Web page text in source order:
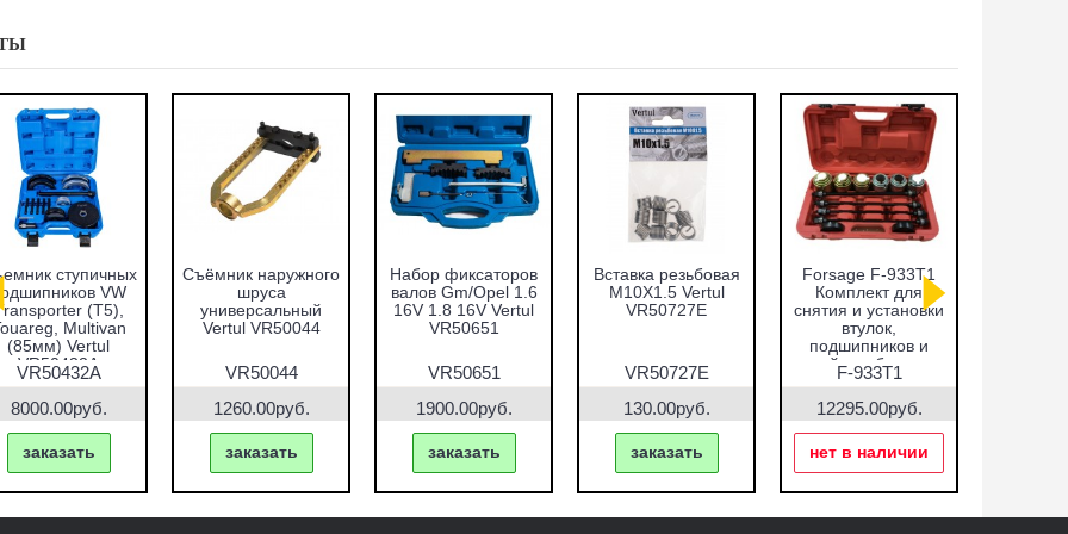
ступичных
VW
(T5),
Multivan
(85мм) Vertul
VR50432A
VR50432A
8000.00руб.
заказать
Съёмник наружного
шруса
универсальный
Vertul VR50044
VR50044
1260.00руб.
заказать
Набор фиксаторов
валов Gm/Opel 1.6
16V 1.8 16V Vertul
VR50651
VR50651
1900.00руб.
заказать
Вставка резьбовая
M10X1.5 Vertul
VR50727E
VR50727E
130.00руб.
заказать
Forsage F-933T1
Комплект для
снятия и установки
втулок,
подшипников и
сайлентблоков
F-933T1
12295.00руб.
нет в наличии